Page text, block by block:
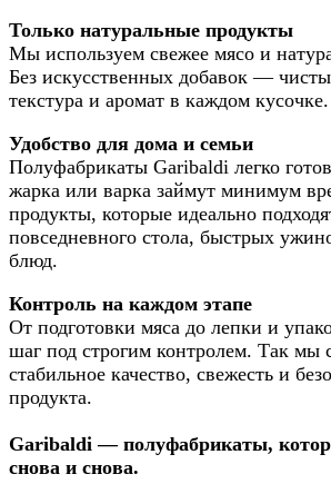
Только натуральные продукты
Мы используем свежее мясо и
Без искусственных добавок —
текстура и аромат в каждом кусочке.
Удобство для дома и семьи
Полуфабрикаты Garibaldi легко
жарка или варка займут минимум
продукты, которые идеально
повседневного стола, быстрых
блюд.
Контроль на каждом этапе
От подготовки мяса до лепки и
шаг под строгим контролем. Так мы
стабильное качество, свежесть и
продукта.
Garibaldi — полуфабрикаты,
снова и снова.